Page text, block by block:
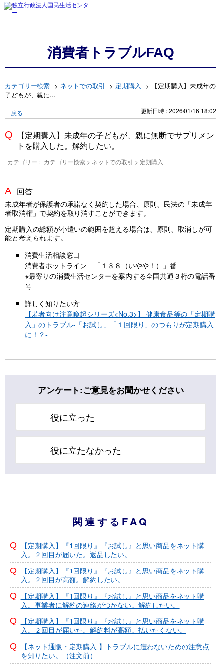
消費者トラブルFAQ
カテゴリー検索 > ネットでの取引 > 定期購入 >
【定期購入】未成年の
子どもが、親に...
戻る 更新日時 : 2026/01/16 18:02
【定期購入】未成年の子どもが、親に無断でサプリメン
トを購入した。解約したい。
カテゴリー : カテゴリー検索 > ネットでの取引 > 定期購入
回答
未成年者が保護者の承諾なく契約した場合、原則、民法の「未成年
者取消権」で契約を取り消すことができます。
定期購入の総額が小遣いの範囲を超える場合は、原則、取消しが可
能と考えられます。
消費生活相談窓口
消費者ホットライン 「１８８（いやや！）」番
※最寄りの消費生活センターを案内する全国共通３桁の電話番
号
詳しく知りたい方
【若者向け注意喚起シリーズ<No.3>】 健康食品等の「定期購
入」のトラブル-「お試し」「１回限り」のつもりが定期購入
に！？-
アンケート:ご意見をお聞かせください
役に立った
役に立たなかった
関連するFAQ
【定期購入】『1回限り』『お試し』と思い商品をネット購
入。２回目が届いた。返品したい。
【定期購入】『1回限り』『お試し』と思い商品をネット購
入。２回目が高額。解約したい。
【定期購入】『1回限り』『お試し』と思い商品をネット購
入。事業者に解約の連絡がつかない。解約したい。
【定期購入】『1回限り』『お試し』と思い商品をネット購
入。２回目が届いた。解約料が高額。払いたくない。
【ネット通販・定期購入 】トラブルに遭わないための注意点
を知りたい。（注文前）